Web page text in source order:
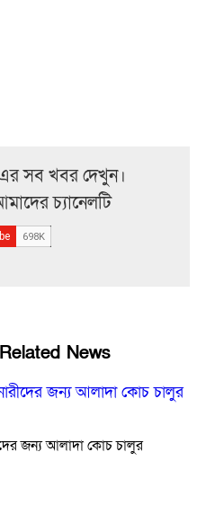
সব খবর দেখুন।
চ্যানেলটি
Related News
জন্য আলাদা কোচ চালুর